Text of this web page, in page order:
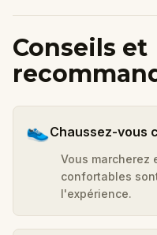
Conseils et
👟Chaussez-vous
Vous marcherez
confortables
l'expérience.